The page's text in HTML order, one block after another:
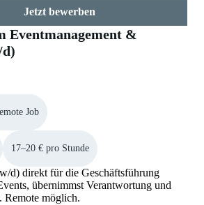
Jetzt bewerben
Eventmanagement &
d)
Job
17–20 € pro Stunde
d) direkt für die Geschäftsführung
übernimmst Verantwortung und
Remote möglich.